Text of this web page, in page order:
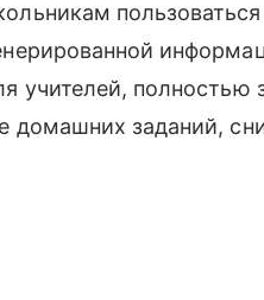
учителей,
домашних заданий,